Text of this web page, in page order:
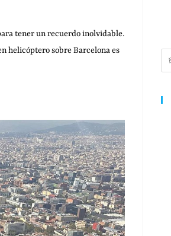
tener un recuerdo inolvidable.
helicóptero sobre Barcelona es